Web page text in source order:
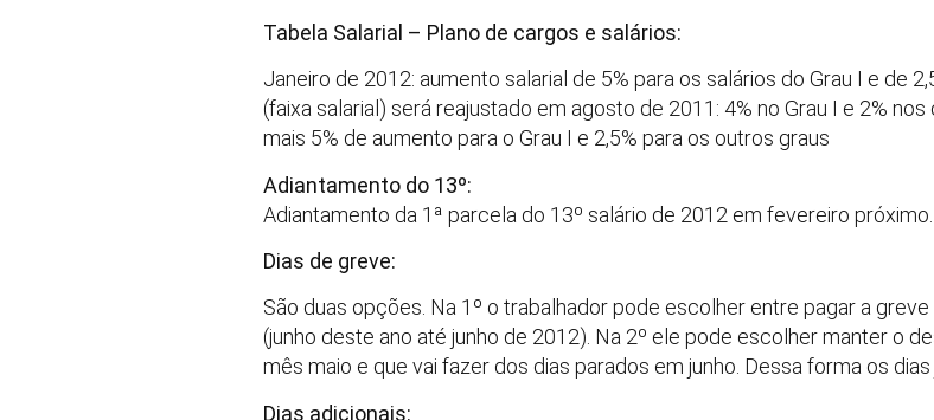
Tabela Salarial – Plano de cargos e salários:
Janeiro de 2012: aumento salarial de 5% para os salários do Grau I e de
(faixa salarial) será reajustado em agosto de 2011: 4% no Grau I e 2%
mais 5% de aumento para o Grau I e 2,5% para os outros graus
Adiantamento do 13º:
Adiantamento da 1ª parcela do 13º salário de 2012 em fevereiro próximo.
Dias de greve:
São duas opções. Na 1º o trabalhador pode escolher entre pagar a
(junho deste ano até junho de 2012). Na 2º ele pode escolher manter o
mês maio e que vai fazer dos dias parados em junho. Dessa forma os
Dias adicionais: